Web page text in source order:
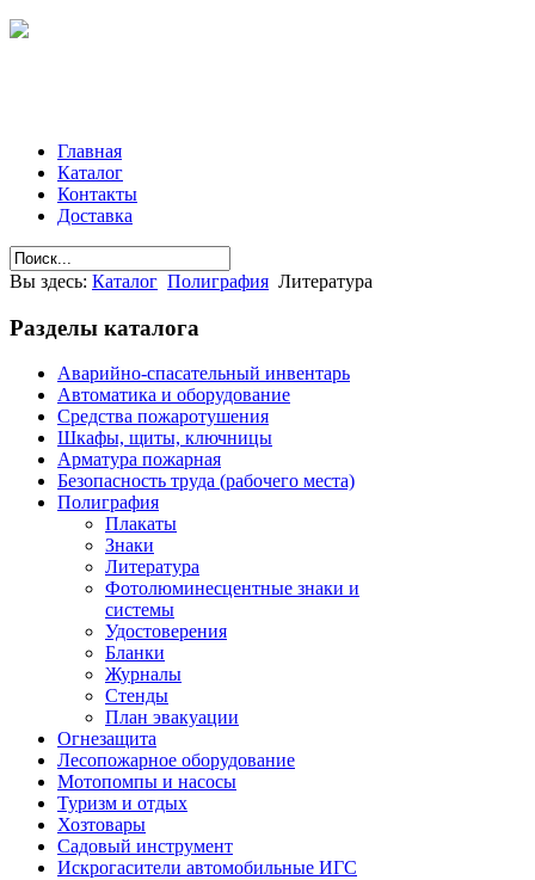
Главная
Каталог
Контакты
Доставка
Вы здесь: Каталог Полиграфия Литература
Разделы каталога
Аварийно-спасательный инвентарь
Автоматика и оборудование
Средства пожаротушения
Шкафы, щиты, ключницы
Арматура пожарная
Безопасность труда (рабочего места)
Полиграфия
Плакаты
Знаки
Литература
Фотолюминесцентные знаки и
системы
Удостоверения
Бланки
Журналы
Стенды
План эвакуации
Огнезащита
Лесопожарное оборудование
Мотопомпы и насосы
Туризм и отдых
Хозтовары
Садовый инструмент
Искрогасители автомобильные ИГС